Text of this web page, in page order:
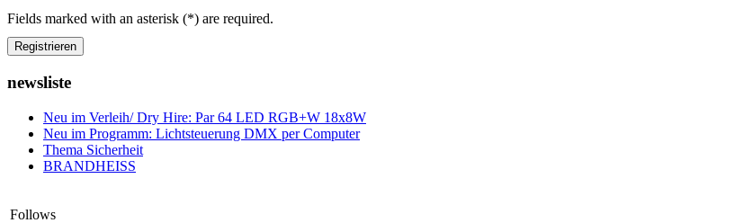
Fields marked with an asterisk (*) are required.
Registrieren
newsliste
Neu im Verleih/ Dry Hire: Par 64 LED RGB+W 18x8W
Neu im Programm: Lichtsteuerung DMX per Computer
Thema Sicherheit
BRANDHEISS
Follows